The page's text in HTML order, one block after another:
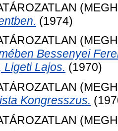
(1974)
Bessenyei
Ligeti Lajos. (1970)
Kongresszus.